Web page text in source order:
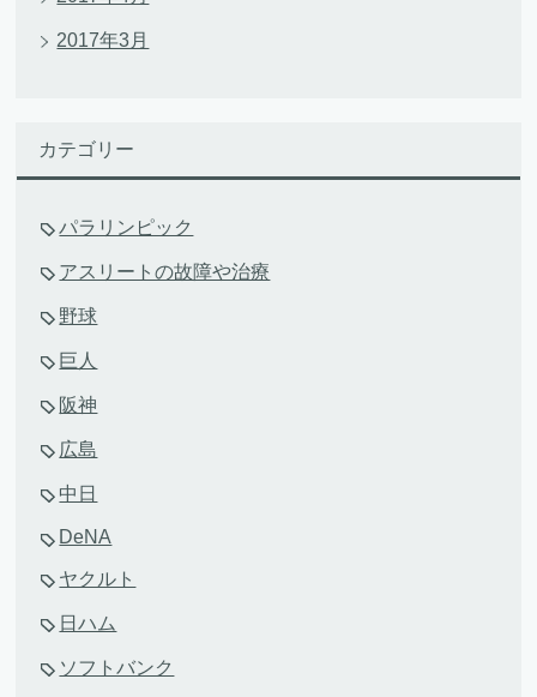
2017年3月
カテゴリー
パラリンピック
アスリートの故障や治療
野球
巨人
阪神
広島
中日
DeNA
ヤクルト
日ハム
ソフトバンク